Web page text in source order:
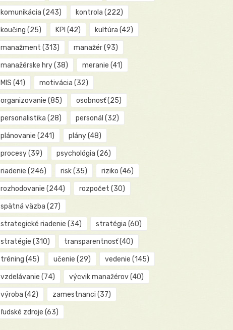
komunikácia (243) kontrola (222)
koučing (25) KPI (42) kultúra (42)
manažment (313) manažér(93)
manažérske hry(38) meranie (41)
MIS (41) motivácia (32)
organizovanie (85) osobnosť(25)
personalistika (28) personál (32)
plánovanie (241) plány(48)
procesy(39) psychológia (26)
riadenie (246) risk(35) riziko (46)
rozhodovanie (244) rozpočet (30)
spätná väzba (27)
strategické riadenie (34) stratégia (60)
stratégie (310) transparentnosť(40)
tréning (45) učenie (29) vedenie (145)
vzdelávanie (74) výcvik manažérov(40)
výroba (42) zamestnanci (37)
ľudské zdroje (63)